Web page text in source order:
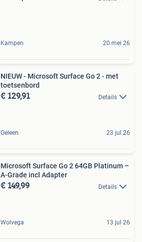
Kampen 20 mei 26
NIEUW - Microsoft Surface Go 2 - met
toetsenbord
€ 129,91 Details
Geleen 23 jul 26
Microsoft Surface Go 2 64GB Platinum –
A-Grade incl Adapter
€ 149,99 Details
Wolvega 13 jul 26